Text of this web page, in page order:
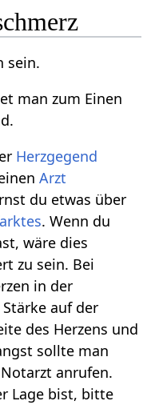
sein.
man zum Einen
Herzgegend
Arzt
du etwas über
. Wenn du
wäre dies
zu sein. Bei
in der
auf der
des Herzens und
sollte man
anrufen.
Lage bist, bitte